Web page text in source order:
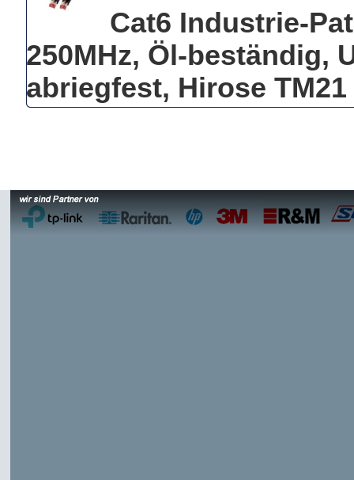
Cat6 Industrie-
250MHz, Öl-beständig,
abriegfest, Hirose